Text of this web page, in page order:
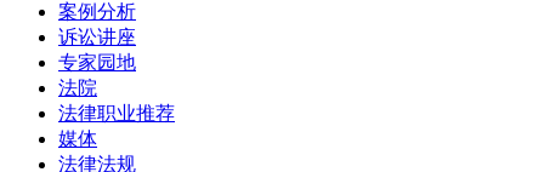
案例分析
诉讼讲座
专家园地
法院
法律职业推荐
媒体
法律法规